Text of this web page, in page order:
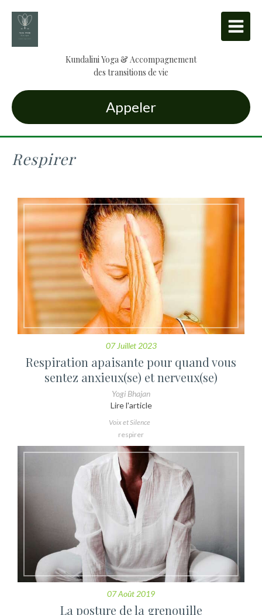
Kundalini Yoga & Accompagnement
des transitions de vie
Appeler
Respirer
07 Juillet 2023
Respiration apaisante pour quand vous
sentez anxieux(se) et nerveux(se)
Yogi Bhajan
Lire l'article
Voix et Silence
respirer
07 Août 2019
La posture de la grenouille